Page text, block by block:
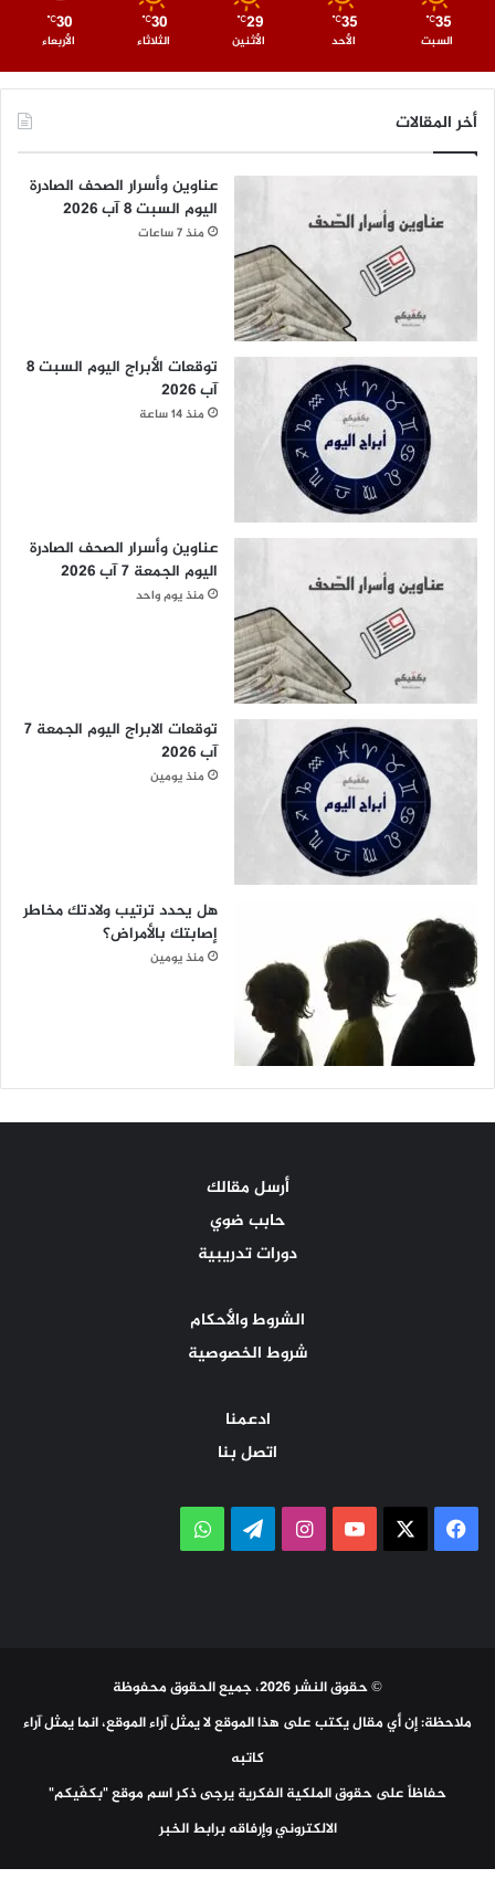
35
℃
السبت
35
℃
الأحد
29
℃
الأثنين
30
℃
الثلاثاء
30
℃
الأربعاء
أخر المقالات
عناوين وأسرار الصحف الصادرة
اليوم السبت 8 آب 2026
منذ 7 ساعات
توقعات الأبراج اليوم السبت 8
آب 2026
منذ 14 ساعة
عناوين وأسرار الصحف الصادرة
اليوم الجمعة 7 آب 2026
منذ يوم واحد
توقعات الابراج اليوم الجمعة 7
آب 2026
منذ يومين
هل يحدد ترتيب ولادتك مخاطر
إصابتك بالأمراض؟
منذ يومين
أرسل مقالك
حابب ضوي
دورات تدريبية
الشروط والأحكام
شروط الخصوصية
ادعمنا
اتصل بنا
فيسبوك ‫YouTubeانستقرامتيلقرامواتساب
© حقوق النشر 2026، جميع الحقوق محفوظة
ملاحظة: إن أي مقال يكتب على هذا الموقع لا يمثل آراء الموقع، انما يمثل آراء
كاتبه
حفاظاً على حقوق الملكية الفكرية يرجى ذكر اسم موقع "بكفّيكم"
الالكتروني وإرفاقه برابط الخبر